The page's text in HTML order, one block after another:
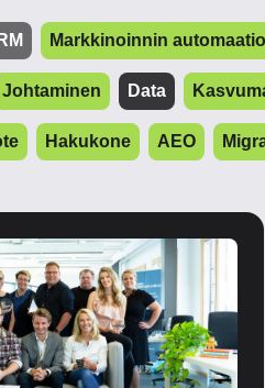
Markkinoinnin automaatio
Johtaminen Data
Hakukone AEO